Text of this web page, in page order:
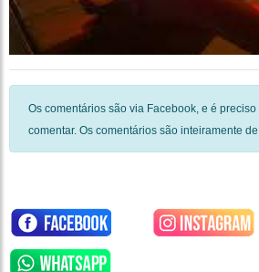
Os comentários são via Facebook, e é
comentar. Os comentários são inteiramente